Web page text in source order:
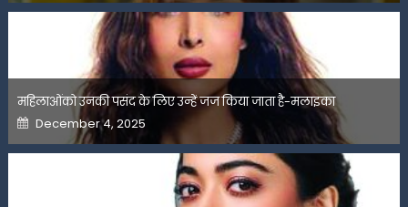
महिलाओंको उनकी पसंद के लिए उन्हें जज किया जाता है-मलाइका
Posted
on
December 4, 2025